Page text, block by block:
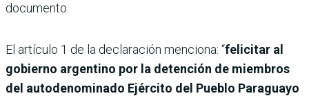
documento.
El artículo 1 de la declaración menciona: “felicitar al
gobierno argentino por la detención de miembros
del autodenominado Ejército del Pueblo Paraguayo